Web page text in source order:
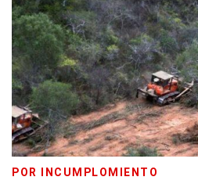
POR INCUMPLOMIENTO